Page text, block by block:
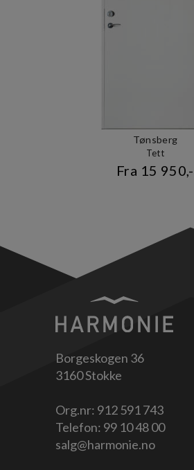
Tønsberg
Tett
Fra 15 950,-
Borgeskogen 36
3160 Stokke
Org.nr: 912 591 743
Telefon: 99 10 48 00
salg@harmonie.no